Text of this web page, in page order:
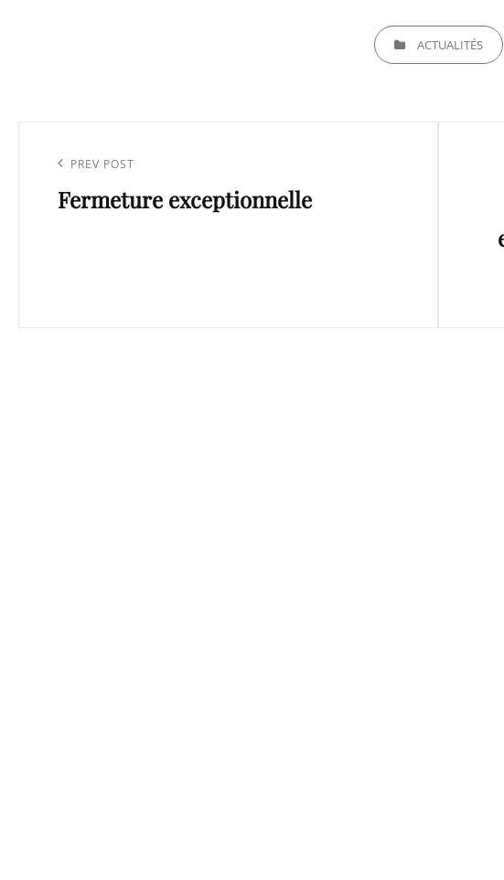
CATEGORIESACTUALITÉS
l’article
Previous
Post
PREV POST
Fermeture exceptionnelle